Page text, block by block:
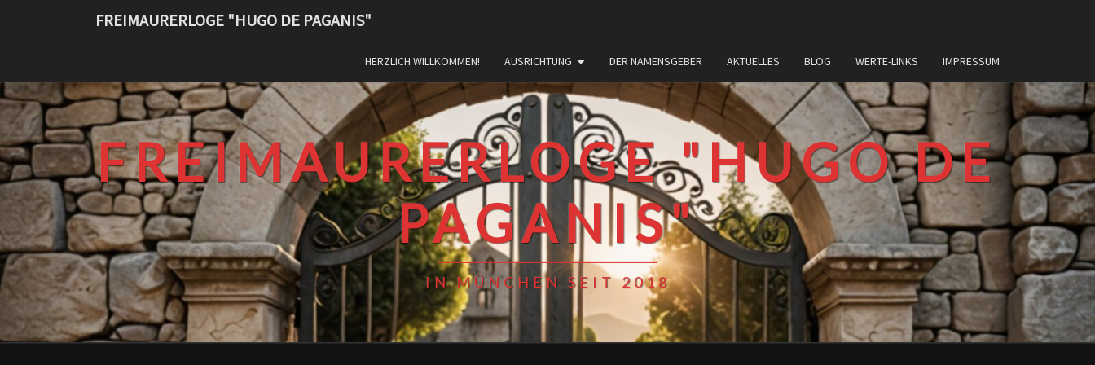
FREIMAURERLOGE "HUGO DE PAGANIS"
HERZLICH WILLKOMMEN! AUSRICHTUNG DER NAMENSGEBER AKTUELLES BLOG WERTE-LINKS IMPRESSUM
FREIMAURERLOGE "HUGO DE
PAGANIS"
IN MÜNCHEN SEIT 2018